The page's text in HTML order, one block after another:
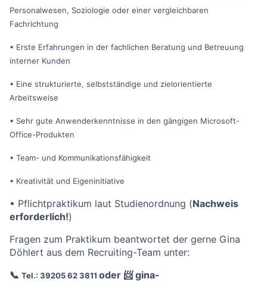
Personalwesen, Soziologie oder einer vergleichbaren
Fachrichtung
• Erste Erfahrungen in der fachlichen Beratung und Betreuung
interner Kunden
• Eine strukturierte, selbstständige und zielorientierte
Arbeitsweise
• Sehr gute Anwenderkenntnisse in den gängigen Microsoft-
Office-Produkten
• Team- und Kommunikationsfähigkeit
• Kreativität und Eigeninitiative
• Pflichtpraktikum laut Studienordnung (Nachweis
erforderlich!)
Fragen zum Praktikum beantwortet der gerne Gina
Döhlert aus dem Recruiting-Team unter:
📞 Tel.: 39205 62 3811 oder 📨gina-